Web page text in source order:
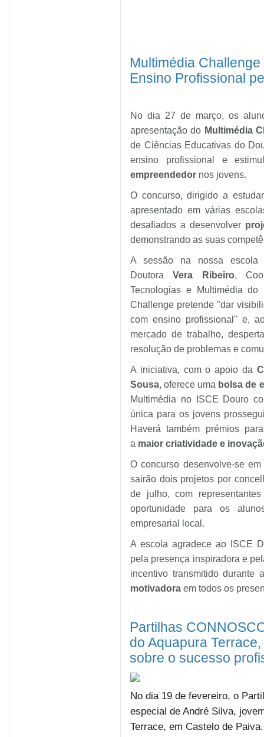
Multimédia
Ensino Profissional
No dia 27 de março, os
apresentação do Multimédia
de Ciências Educativas do
ensino profissional e
empreendedor nos jovens.
O concurso, dirigido a
apresentado em várias
desafiados a desenvolver
demonstrando as suas
A sessão na nossa escola
DoutoraVera Ribeiro,
Tecnologias e Multimédia
Challenge pretende "dar
com ensino profissional" e,
mercado de trabalho,
resolução de problemas e
A iniciativa, com o apoio da
Sousa, oferece uma bolsa de
Multimédia no ISCE Douro
única para os jovens
Haverá também prémios
a maior criatividade e
O concurso desenvolve-se
sairão dois projetos por
de julho, com
oportunidade para os
empresarial local.
A escola agradece ao ISCE
pela presença inspiradora e
incentivo transmitido
motivadora em todos os
Partilhas
do Aquapura
sobre o sucesso
No dia 19 de fevereiro, o
especial de André Silva,
Terrace, em Castelo de